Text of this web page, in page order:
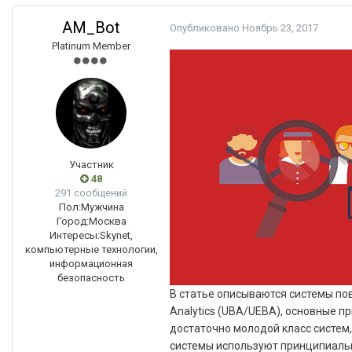
AM_Bot
Platinum Member
Участник
48
291 сообщений
Пол:Мужчина
Город:Москва
Интересы:Skynet,
компьютерные технологии,
информационная
безопасность
Опубликовано Ноябрь 23, 2017
В статье описываются системы поведенческого анализа пользователей и сущностей User and Entity Behavioral Analytics (UBA/UEBA), основные принципы их работы, сферы использования и тенденции развития рынка. UEBA — достаточно молодой класс систем, но представляющий большой практический интерес в связи с тем, что эти системы используют принципиально новый подход в борьбе с современными угрозами. ВведениеПринцип работы UEBA-системКакие прикладные задачи решают системы поведенческого анализа?3.1. Определение скомпрометированных аккаунтов пользователей и конечных станций3.2. Определение и предотвращение инсайдерских угроз3.3. Мониторинг сотрудников и их прав доступаМировой рынок систем поведенческого анализаРоссийский рынок систем поведенческого анализаКраткий обзор продуктов, предназначенных для поведенческого анализа6.1. Определение скомпрометированных аккаунтов пользователей и конечных станций6.2. Exabeam Advanced Analytics (Exabeam)6.3. Splunk UBA (Splunk)6.4. Определение и предотвращение инсайдерских угроз6.5. Microsoft Advanced Threat Analytics (ATA) (Microsoft)6.6. ObserveIT (ObserveIT)6.7. Мониторинг сотрудников и их прав доступа6.8. HPE ArcSight UBA (HPE/MicroFocus)6.9. IBM QRadar UBA (IBM)6.10. Другие игрокиВыводы ВведениеЦелевых атак стало больше, они стали более изощрёнными и продуманными, злонамеренные пользователи стали умнее, а корпоративные информационные системы показывают лавинообразный вертикальный и горизонтальный рост. В таком мире контролировать и реагировать на инциденты информационной безопасности становится все сложнее и дороже. Поэтому перед индустрией ИБ стоит множество задач по автоматизации процессов определения и реагирования на инциденты и угрозы. Одну из таких задач решают системы класса User [and Entity] Behavioral Analytics (UEBA/UBA).User [and Entity] Behavioral Analytics (UEBA/UBA) — класс систем, позволяющих на основе массивов данных о пользователях и ИТ-сущностях (конечных станциях, серверах, коммутаторах и т. д.) с помощью алгоритмов машинного обучения и статистического анализа строить модели поведения пользователей и определять отклонения от этих моделей, как в режиме реального времени, так и ретроспективно. В качестве источников данных для UEBA-систем могут выступать файлы журналов серверных и сетевых компонентов, журналы систем безопасности, локальные журналы с конечных станций, данные из систем аутентификации и даже содержание переписки в социальных сетях, мессенджерах и почтовых сообщениях.Формально UEBA и UBA относятся к одному классу систем, но при этом имеют одно фундаментальное отличие. UBA-системы берут за основу информацию, связанную только с пользовательской активностью и, соответственно, фокусируются на пользователях и их ролях. UEBA-системы информацию о пользователях и ролях обогащают информацией о системном окружении — хостах, приложениях, сетевом трафике и системах хранения данных. Это позволяет UEBA-системам строить профили не только пользователей, но и всего ИТ-окружения. Благодаря этому UEBA-системы, в отличие от UBA, способны идентифицировать более широкий